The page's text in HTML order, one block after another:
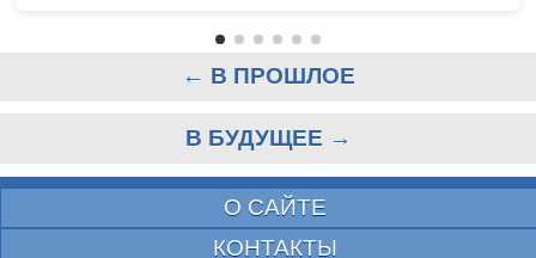
← В ПРОШЛОЕ
В БУДУЩЕЕ →
О САЙТЕ
КОНТАКТЫ